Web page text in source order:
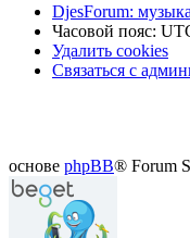
DjesForum:
Часовой пояс:
Удалить cookies
Связаться с
основе phpBB® Forum